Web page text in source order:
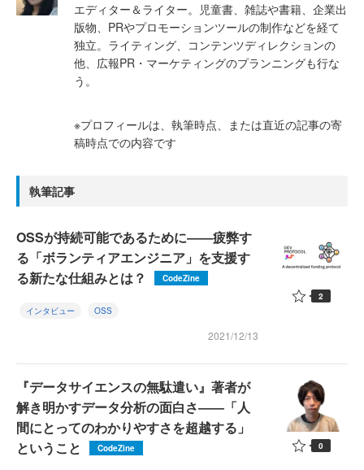
エディター＆ライター。児童書、雑誌や書籍、企業出
版物、PRやプロモーションツールの制作などを経て
独立。ライティング、コンテンツディレクションの
他、広報PR・マーケティングのプランニングも行な
う。
※プロフィールは、執筆時点、または直近の記事の寄
稿時点での内容です
執筆記事
OSSが持続可能であるために――疲弊す
る「ボランティアエンジニア」を支援す
る新たな仕組みとは？
CodeZine
インタビュー OSS
2021/12/13
2
『データサイエンスの無駄遣い』著者が
解き明かすデータ分析の面白さ――「人
間にとってのわかりやすさを超越する」
ということ
CodeZine 0